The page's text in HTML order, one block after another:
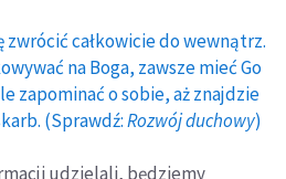
zwrócić całkowicie do wewnątrz.
na Boga, zawsze mieć Go
zapominać o sobie, aż znajdzie
(Sprawdź:Rozwój duchowy)
udzielali, będziemy